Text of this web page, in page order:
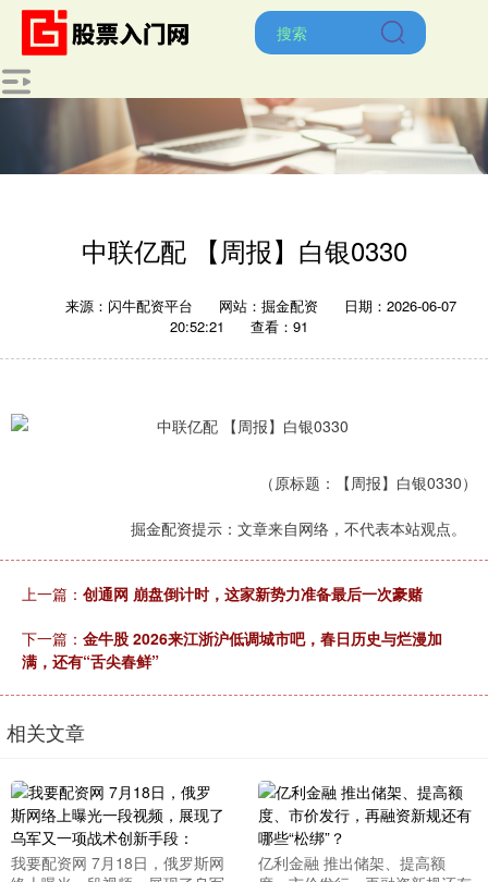
中联亿配 【周报】白银0330
来源：闪牛配资平台 网站：掘金配资
日期：2026-06-07
20:52:21
查看：91
（原标题：【周报】白银0330）
掘金配资提示：文章来自网络，不代表本站观点。
上一篇： 创通网 崩盘倒计时，这家新势力准备最后一次豪赌
下一篇： 金牛股 2026来江浙沪低调城市吧，春日历史与烂漫加
满，还有“舌尖春鲜”
相关文章
我要配资网 7月18日，俄罗斯网
亿利金融 推出储架、提高额